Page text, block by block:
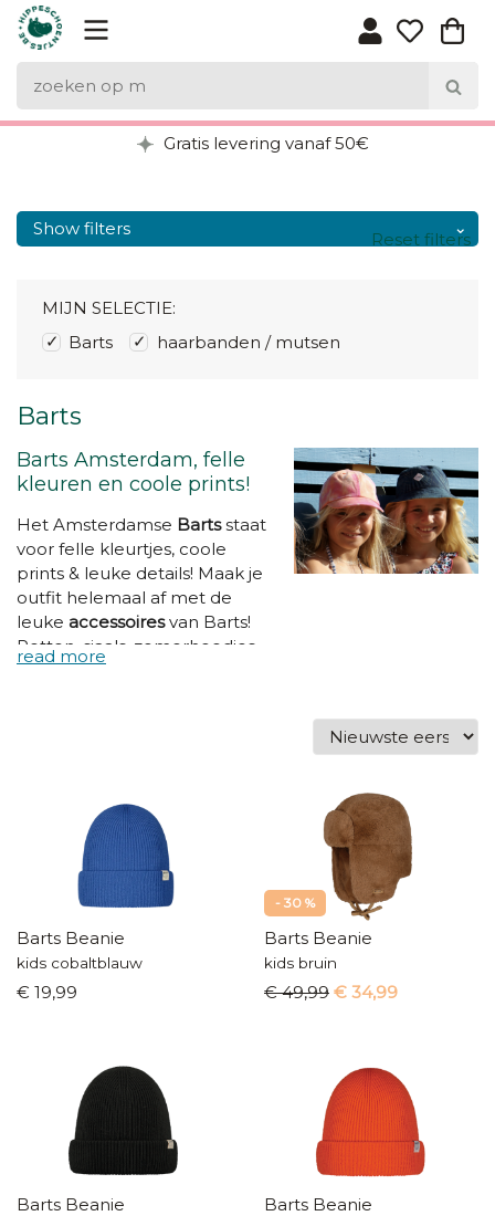
Gratis levering vanaf 50€
Show filters
Barts
Barts Amsterdam, felle
kleuren en coole prints!
Het Amsterdamse Bartsstaat
voor felle kleurtjes, coole
prints & leuke details! Maak je
outfit helemaal af met de
leuke accessoiresvan Barts!
Petten, sjaals, zomerhoedjes,
handschoenen,... je vindt het
MIJN SELECTIE:
Barts
haarbanden / mutsen
Reset filters
Barts Beanie
kids cobaltblauw
€ 19,99
- 30 %
Barts Beanie
kids bruin
€ 49,99 € 34,99
Barts Beanie Barts Beanie